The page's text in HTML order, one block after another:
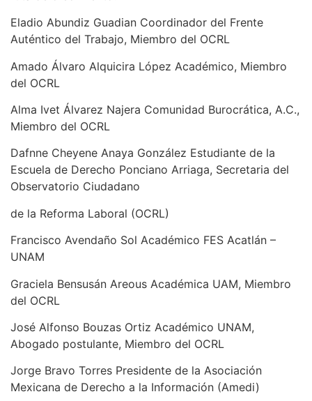
Eladio Abundiz Guadian Coordinador del Frente
Auténtico del Trabajo, Miembro del OCRL
Amado Álvaro Alquicira López Académico, Miembro
del OCRL
Alma Ivet Álvarez Najera Comunidad Burocrática, A.C.,
Miembro del OCRL
Dafnne Cheyene Anaya González Estudiante de la
Escuela de Derecho Ponciano Arriaga, Secretaria del
Observatorio Ciudadano
de la Reforma Laboral (OCRL)
Francisco Avendaño Sol Académico FES Acatlán –
UNAM
Graciela Bensusán Areous Académica UAM, Miembro
del OCRL
José Alfonso Bouzas Ortiz Académico UNAM,
Abogado postulante, Miembro del OCRL
Jorge Bravo Torres Presidente de la Asociación
Mexicana de Derecho a la Información (Amedi)